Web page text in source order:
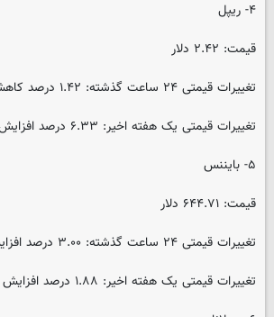
۴- ریپل
قیمت: ۲.۴۲ دلار
تغییرات قیمتی ۲۴ ساعت گذشته: ۱.۴۲ درصد کاهش
تغییرات قیمتی یک هفته اخیر: ۶.۳۳ درصد افزایش
۵- بایننس
قیمت: ۶۴۴.۷۱ دلار
تغییرات قیمتی ۲۴ ساعت گذشته: ۳.۰۰ درصد افزایش
تغییرات قیمتی یک هفته اخیر: ۱.۸۸ درصد افزایش